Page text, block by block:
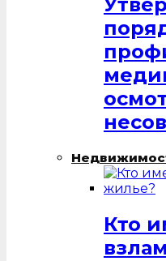
Кто